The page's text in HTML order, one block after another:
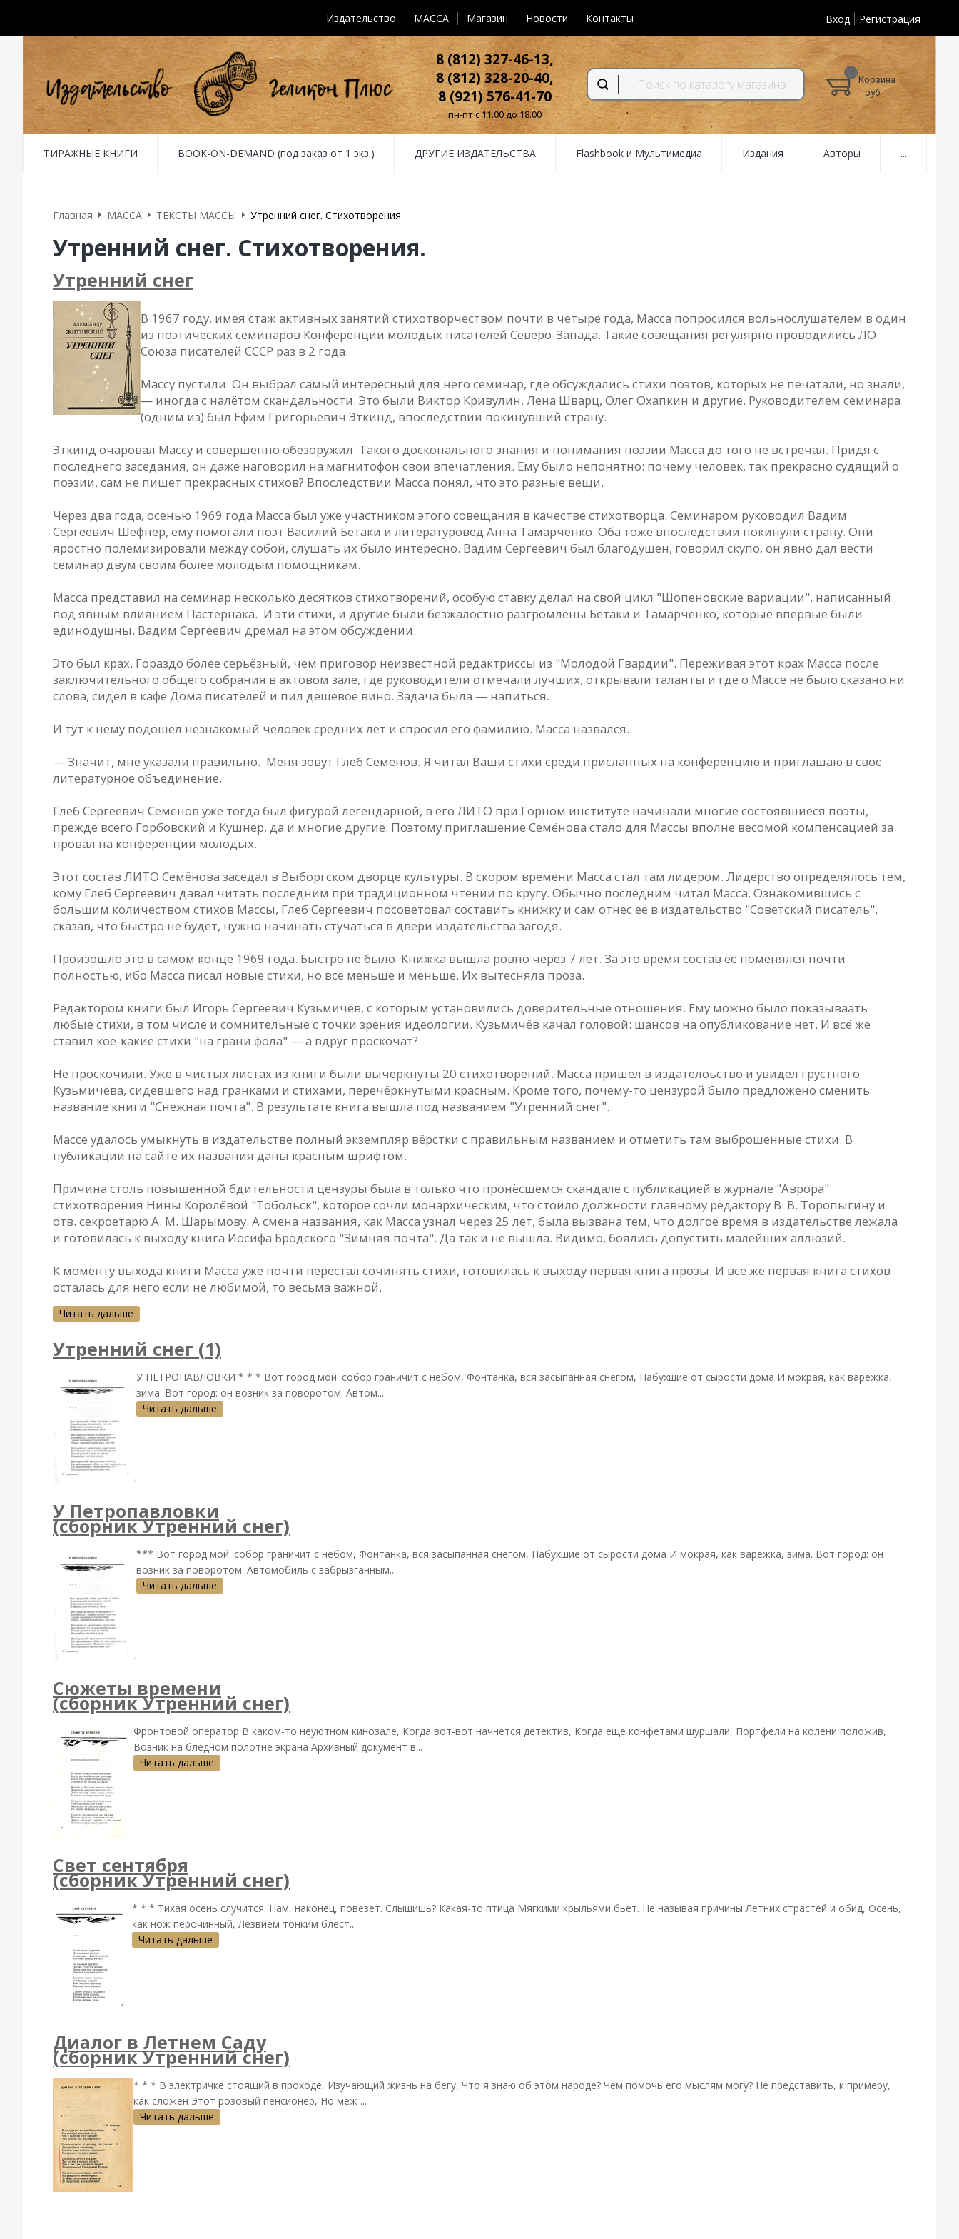
Издательство MACCA Магазин Новости Контакты Вход Регистрация
8 (812) 327-46-13,
8 (812) 328-20-40,
8 (921) 576-41-70
пн-пт с 11.00 до 18.00
Корзина
руб.
ТИРАЖНЫЕ КНИГИ BOOK-ON-DEMAND (под заказ от 1 экз.) ДРУГИЕ ИЗДАТЕЛЬСТВА Flashbook и Мультимедиа Издания Авторы ...
Главная MACCA ТЕКСТЫ МАССЫ Утренний снег. Стихотворения.
Утренний снег. Стихотворения.
Утренний снег
В 1967 году, имея стаж активных занятий стихотворчеством почти в четыре года, Масса попросился вольнослушателем в один
из поэтических семинаров Конференции молодых писателей Северо-Запада. Такие совещания регулярно проводились ЛО
Союза писателей СССР раз в 2 года.
Массу пустили. Он выбрал самый интересный для него семинар, где обсуждались стихи поэтов, которых не печатали, но знали,
— иногда с налётом скандальности. Это были Виктор Кривулин, Лена Шварц, Олег Охапкин и другие. Руководителем семинара
(одним из) был Ефим Григорьевич Эткинд, впоследствии покинувший страну.
Эткинд очаровал Массу и совершенно обезоружил. Такого досконального знания и понимания поэзии Масса до того не встречал. Придя с
последнего заседания, он даже наговорил на магнитофон свои впечатления. Ему было непонятно: почему человек, так прекрасно судящий о
поэзии, сам не пишет прекрасных стихов? Впоследствии Масса понял, что это разные вещи.
Через два года, осенью 1969 года Масса был уже участником этого совещания в качестве стихотворца. Семинаром руководил Вадим
Сергеевич Шефнер, ему помогали поэт Василий Бетаки и литературовед Анна Тамарченко. Оба тоже впоследствии покинули страну. Они
яростно полемизировали между собой, слушать их было интересно. Вадим Сергеевич был благодушен, говорил скупо, он явно дал вести
семинар двум своим более молодым помощникам.
Масса представил на семинар несколько десятков стихотворений, особую ставку делал на свой цикл "Шопеновские вариации", написанный
под явным влиянием Пастернака. И эти стихи, и другие были безжалостно разгромлены Бетаки и Тамарченко, которые впервые были
единодушны. Вадим Сергеевич дремал на этом обсуждении.
Это был крах. Гораздо более серьёзный, чем приговор неизвестной редактриссы из "Молодой Гвардии". Переживая этот крах Масса после
заключительного общего собрания в актовом зале, где руководители отмечали лучших, открывали таланты и где о Массе не было сказано ни
слова, сидел в кафе Дома писателей и пил дешевое вино. Задача была — напиться.
И тут к нему подошёл незнакомый человек средних лет и спросил его фамилию. Масса назвался.
— Значит, мне указали правильно. Меня зовут Глеб Семёнов. Я читал Ваши стихи среди присланных на конференцию и приглашаю в своё
литературное объединение.
Глеб Сергеевич Семёнов уже тогда был фигурой легендарной, в его ЛИТО при Горном институте начинали многие состоявшиеся поэты,
прежде всего Горбовский и Кушнер, да и многие другие. Поэтому приглашение Семёнова стало для Массы вполне весомой компенсацией за
провал на конференции молодых.
Этот состав ЛИТО Семёнова заседал в Выборгском дворце культуры. В скором времени Масса стал там лидером. Лидерство определялось тем,
кому Глеб Сергеевич давал читать последним при традиционном чтении по кругу. Обычно последним читал Масса. Ознакомившись с
большим количеством стихов Массы, Глеб Сергеевич посоветовал составить книжку и сам отнес её в издательство "Советский писатель",
сказав, что быстро не будет, нужно начинать стучаться в двери издательства загодя.
Произошло это в самом конце 1969 года. Быстро не было. Книжка вышла ровно через 7 лет. За это время состав её поменялся почти
полностью, ибо Масса писал новые стихи, но всё меньше и меньше. Их вытесняла проза.
Редактором книги был Игорь Сергеевич Кузьмичёв, с которым установились доверительные отношения. Ему можно было показываать
любые стихи, в том числе и сомнительные с точки зрения идеологии. Кузьмичёв качал головой: шансов на опубликование нет. И всё же
ставил кое-какие стихи "на грани фола" — а вдруг проскочат?
Не проскочили. Уже в чистых листах из книги были вычеркнуты 20 стихотворений. Масса пришёл в издателоьство и увидел грустного
Кузьмичёва, сидевшего над гранками и стихами, перечёркнутыми красным. Кроме того, почему-то цензурой было предложено сменить
название книги "Снежная почта". В результате книга вышла под названием "Утренний снег".
Массе удалось умыкнуть в издательстве полный экземпляр вёрстки с правильным названием и отметить там выброшенные стихи. В
публикации на сайте их названия даны красным шрифтом.
Причина столь повышенной бдительности цензуры была в только что пронёсшемся скандале с публикацией в журнале "Аврора"
стихотворения Нины Королёвой "Тобольск", которое сочли монархическим, что стоило должности главному редактору В. В. Торопыгину и
отв. секроетарю А. М. Шарымову. А смена названия, как Масса узнал через 25 лет, была вызвана тем, что долгое время в издательстве лежала
и готовилась к выходу книга Иосифа Бродского "Зимняя почта". Да так и не вышла. Видимо, боялись допустить малейших аллюзий.
К моменту выхода книги Масса уже почти перестал сочинять стихи, готовилась к выходу первая книга прозы. И всё же первая книга стихов
осталась для него если не любимой, то весьма важной.
Читать дальше
Утренний снег (1)
У ПЕТРОПАВЛОВКИ * * * Вот город мой: собор граничит с небом, Фонтанка, вся засыпанная снегом, Набухшие от сырости дома И мокрая, как варежка,
зима. Вот город: он возник за поворотом. Автом...
Читать дальше
У Петропавловки
(сборник Утренний снег)
*** Вот город мой: собор граничит с небом, Фонтанка, вся засыпанная снегом, Набухшие от сырости дома И мокрая, как варежка, зима. Вот город: он
возник за поворотом. Автомобиль с забрызганным...
Читать дальше
Сюжеты времени
(сборник Утренний снег)
Фронтовой оператор В каком-то неуютном кинозале, Когда вот-вот начнется детектив, Когда еще конфетами шуршали, Портфели на колени положив,
Возник на бледном полотне экрана Архивный документ в...
Читать дальше
Свет сентября
(сборник Утренний снег)
* * * Тихая осень случится. Нам, наконец, повезет. Слышишь? Какая-то птица Мягкими крыльями бьет. Не называя причины Летних страстей и обид, Осень,
как нож перочинный, Лезвием тонким блест...
Читать дальше
Диалог в Летнем Саду
(сборник Утренний снег)
* * * В электричке стоящий в проходе, Изучающий жизнь на бегу, Что я знаю об этом народе? Чем помочь его мыслям могу? Не представить, к примеру,
как сложен Этот розовый пенсионер, Но меж ...
Читать дальше